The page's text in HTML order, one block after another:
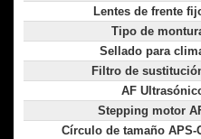
Lentes de frente
Tipo de
Sellado para
Filtro de
AF
Stepping motor
Círculo de tamaño APS-